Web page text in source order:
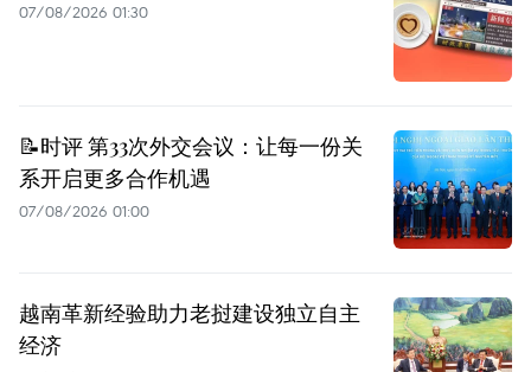
07/08/2026 01:30
📝时评 第33次外交会议：让每一份关
系开启更多合作机遇
07/08/2026 01:00
越南革新经验助力老挝建设独立自主
经济